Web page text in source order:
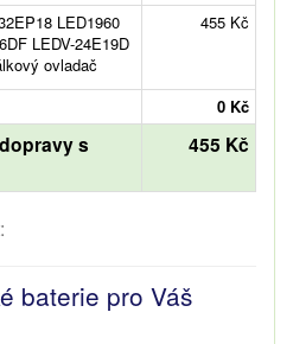
LED1960
LEDV-24E19D
ovladač
455 Kč
0 Kč
s
455 Kč
baterie pro Váš